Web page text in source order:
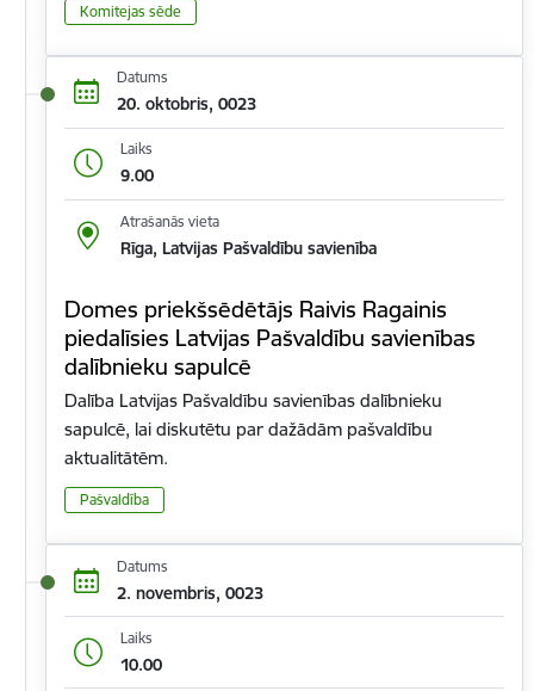
Komitejas sēde
Datums
20. oktobris, 0023
Laiks
9.00
Atrašanās vieta
Rīga, Latvijas Pašvaldību savienība
Domes priekšsēdētājs Raivis Ragainis
piedalīsies Latvijas Pašvaldību savienības
dalībnieku sapulcē
Dalība Latvijas Pašvaldību savienības dalībnieku
sapulcē, lai diskutētu par dažādām pašvaldību
aktualitātēm.
Pašvaldība
Datums
2. novembris, 0023
Laiks
10.00